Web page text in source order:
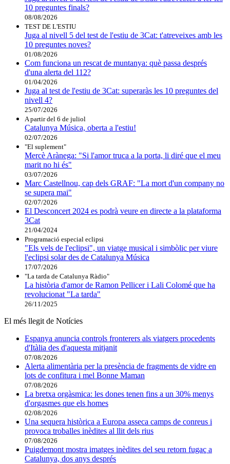
10 preguntes finals?
08/08/2026
TEST DE L'ESTIU
Juga al nivell 5 del test de l'estiu de 3Cat: t'atreveixes amb les
10 preguntes noves?
01/08/2026
Com funciona un rescat de muntanya: què passa després
d'una alerta del 112?
01/04/2026
Juga al test de l'estiu de 3Cat: superaràs les 10 preguntes del
nivell 4?
25/07/2026
A partir del 6 de juliol
Catalunya Música, oberta a l'estiu!
02/07/2026
"El suplement"
Mercè Arànega: "Si l'amor truca a la porta, li diré que el meu
marit no hi és"
03/07/2026
Marc Castellnou, cap dels GRAF: "La mort d'un company no
se supera mai"
02/07/2026
El Desconcert 2024 es podrà veure en directe a la plataforma
3Cat
21/04/2024
Programació especial eclipsi
"Els vels de l'eclipsi", un viatge musical i simbòlic per viure
l'eclipsi solar des de Catalunya Música
17/07/2026
"La tarda de Catalunya Ràdio"
La història d'amor de Ramon Pellicer i Lali Colomé que ha
revolucionat "La tarda"
26/11/2025
El més llegit de Notícies
Espanya anuncia controls fronterers als viatgers procedents
d'Itàlia des d'aquesta mitjanit
07/08/2026
Alerta alimentària per la presència de fragments de vidre en
lots de confitura i mel Bonne Maman
07/08/2026
La bretxa orgàsmica: les dones tenen fins a un 30% menys
d'orgasmes que els homes
02/08/2026
Una sequera històrica a Europa asseca camps de conreus i
provoca troballes inèdites al llit dels rius
07/08/2026
Puigdemont mostra imatges inèdites del seu retorn fugaç a
Catalunya, dos anys després